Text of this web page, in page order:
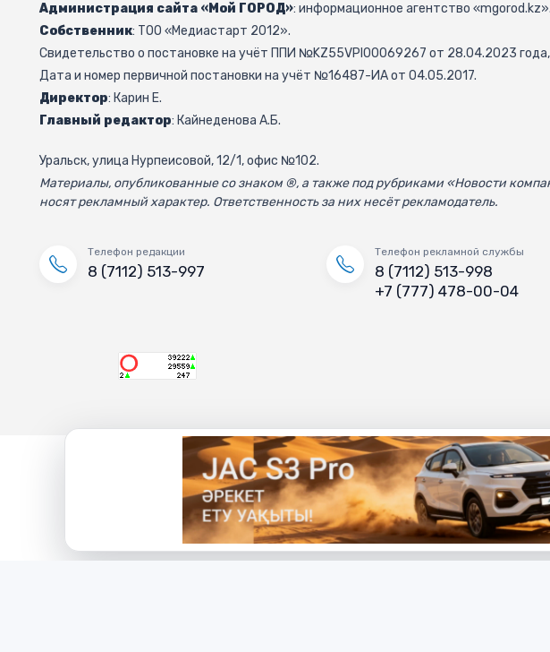
Администрация сайта «Мой ГОРОД»: информационное агентство «mgorod.kz».
Собственник: ТОО «Медиастарт 2012».
Свидетельство о постановке на учёт ППИ №KZ55VPI00069267 от 28.04.2023
Дата и номер первичной постановки на учёт №16487-ИА от 04.05.2017.
Директор: Карин Е.
Главный редактор: Кайнеденова А.Б.
Уральск, улица Нурпеисовой, 12/1, офис №102.
Материалы, опубликованные со знаком ®, а также под рубриками «Новости
носят рекламный характер. Ответственность за них несёт рекламодатель.
Телефон редакции
8 (7112) 513-997
Телефон рекламной службы
8 (7112) 513-998
+7 (777) 478-00-04